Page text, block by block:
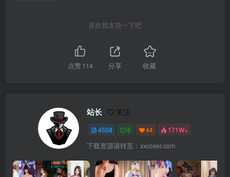
喜欢就支持一下吧
点赞114 分享 收藏
站长 关注
4558 6 44 171W+
下载资源请转至：xxcoser.com